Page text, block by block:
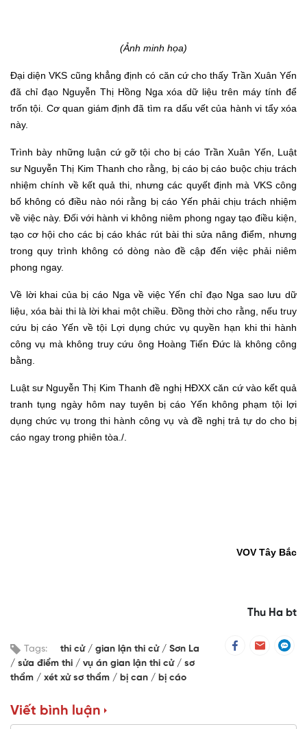
(Ảnh minh họa)
Đại diện VKS cũng khẳng định có căn cứ cho thấy Trần Xuân Yến
đã chỉ đạo Nguyễn Thị Hồng Nga xóa dữ liệu trên máy tính để
trốn tội. Cơ quan giám định đã tìm ra dấu vết của hành vi tẩy xóa
này.
Trình bày những luận cứ gỡ tội cho bị cáo Trần Xuân Yến, Luật
sư Nguyễn Thị Kim Thanh cho rằng, bị cáo bị cáo buộc chịu trách
nhiệm chính về kết quả thi, nhưng các quyết định mà VKS công
bố không có điều nào nói rằng bị cáo Yến phải chịu trách nhiệm
về việc này. Đối với hành vi không niêm phong ngay tạo điều kiện,
tạo cơ hội cho các bị cáo khác rút bài thi sửa nâng điểm, nhưng
trong quy trình không có dòng nào đề cập đến việc phải niêm
phong ngay.
Về lời khai của bị cáo Nga về việc Yến chỉ đạo Nga sao lưu dữ
liệu, xóa bài thi là lời khai một chiều. Đồng thời cho rằng, nếu truy
cứu bị cáo Yến về tội Lợi dụng chức vụ quyền hạn khi thi hành
công vụ mà không truy cứu ông Hoàng Tiến Đức là không công
bằng.
Luật sư Nguyễn Thị Kim Thanh đề nghị HĐXX căn cứ vào kết quả
tranh tụng ngày hôm nay tuyên bị cáo Yến không phạm tội lợi
dụng chức vụ trong thi hành công vụ và đề nghị trả tự do cho bị
cáo ngay trong phiên tòa./.
VOV Tây Bắc
Thu Ha bt
Tags: thi cử gian lận thi cử
Sơn La
sửa điểm thi
vụ án gian lận thi cử
sơ
thẩm
xét xử sơ thẩm bị can bị cáo
Viết bình luận